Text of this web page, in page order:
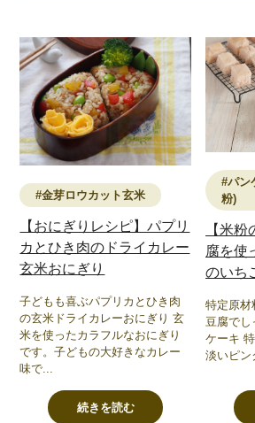
#金芽ロウカット玄米
【おにぎりレシピ】パプリ
カとひき肉のドライカレー
玄米おにぎり
子どもも喜ぶパプリカとひき肉
の玄米ドライカレーおにぎり 玄
米を使ったカラフルなおにぎり
です。子どもの大好きなカレー
味で...
続きを読む
#パン
粉)
【米
腐を使
のいち
特定原材
豆腐で
ケーキ
淡いピン